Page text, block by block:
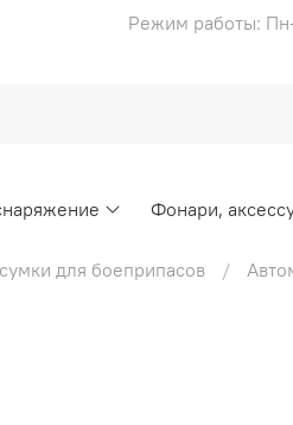
Режим работы:
Фонари,
для боеприпасов